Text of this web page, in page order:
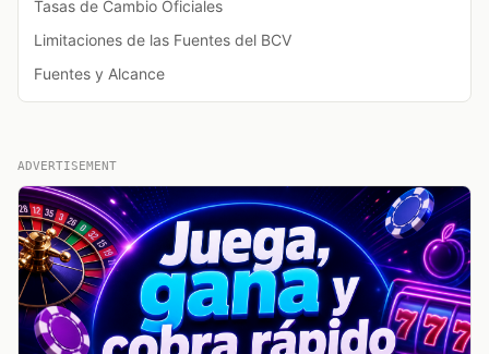
Tasas de Cambio Oficiales
Limitaciones de las Fuentes del BCV
Fuentes y Alcance
ADVERTISEMENT